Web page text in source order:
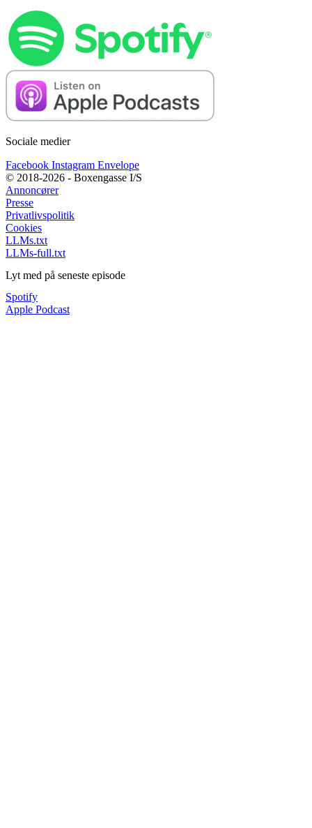
Sociale medier
Facebook Instagram Envelope
© 2018-2026 - Boxengasse I/S
Annoncører
Presse
Privatlivspolitik
Cookies
LLMs.txt
LLMs-full.txt
Lyt med på seneste episode
Spotify
Apple Podcast